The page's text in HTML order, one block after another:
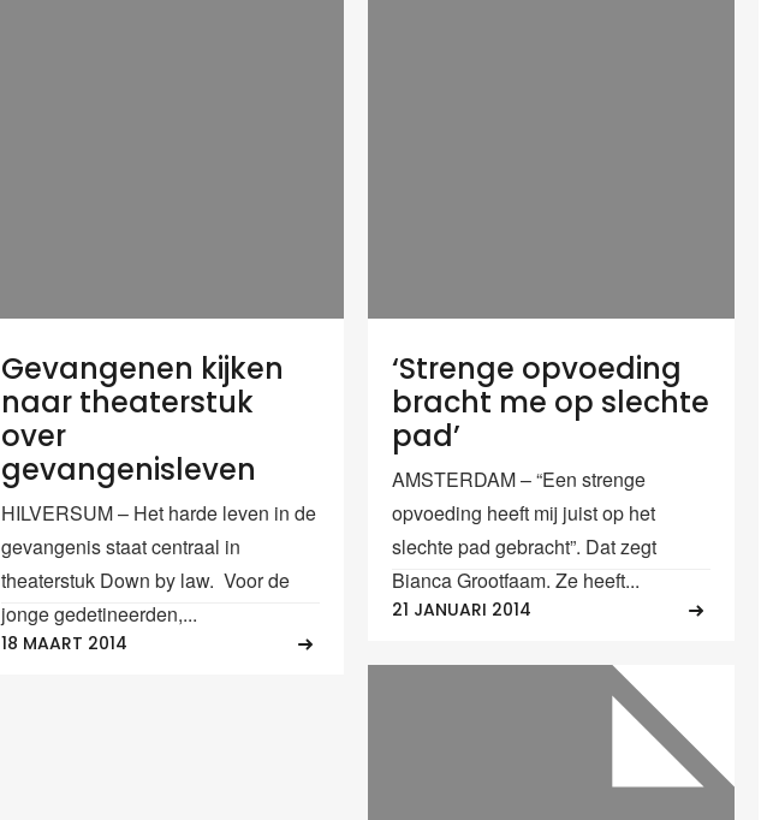
Gevangenen kijken
naar theaterstuk
over
gevangenisleven
HILVERSUM – Het harde leven in de
gevangenis staat centraal in
theaterstuk Down by law. Voor de
jonge gedetineerden,...
18 MAART 2014
‘Strenge opvoeding
bracht me op slechte
pad’
AMSTERDAM – “Een strenge
opvoeding heeft mij juist op het
slechte pad gebracht”. Dat zegt
Bianca Grootfaam. Ze heeft...
21 JANUARI 2014